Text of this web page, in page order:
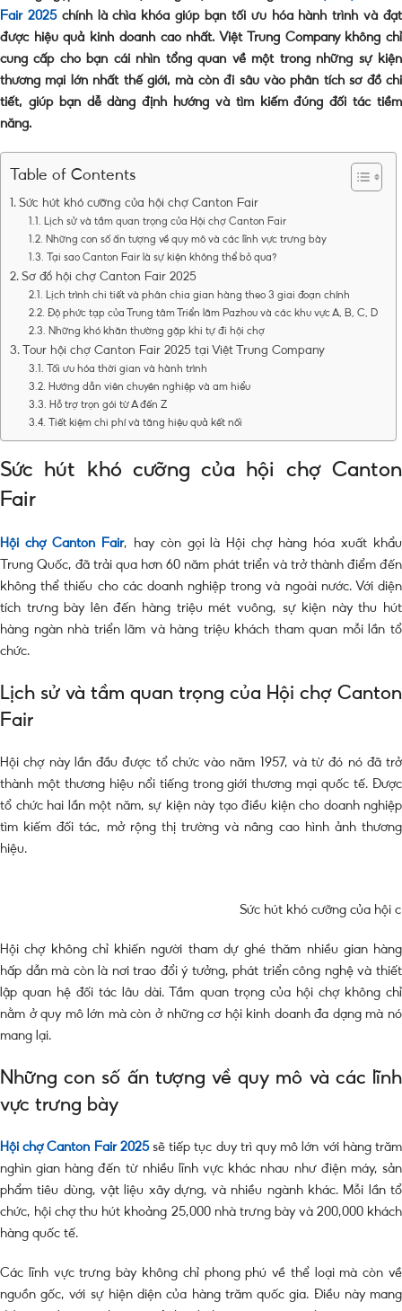
Fair 2025chính là chìa khóa giúp bạn tối ưu hóa hành trình và đạt
được hiệu quả kinh doanh cao nhất. Việt Trung Company không chỉ
cung cấp cho bạn cái nhìn tổng quan về một trong những sự kiện
thương mại lớn nhất thế giới, mà còn đi sâu vào phân tích sơ đồ chi
tiết, giúp bạn dễ dàng định hướng và tìm kiếm đúng đối tác tiềm
năng.
Table of Contents
Sức hút khó cưỡng của hội chợ Canton Fair
Lịch sử và tầm quan trọng của Hội chợ Canton Fair
Những con số ấn tượng về quy mô và các lĩnh vực trưng bày
Tại sao Canton Fair là sự kiện không thể bỏ qua?
Sơ đồ hội chợ Canton Fair 2025
Lịch trình chi tiết và phân chia gian hàng theo 3 giai đoạn chính
Độ phức tạp của Trung tâm Triển lãm Pazhou và các khu vực A, B, C, D
Những khó khăn thường gặp khi tự đi hội chợ
Tour hội chợ Canton Fair 2025 tại Việt Trung Company
Tối ưu hóa thời gian và hành trình
Hướng dẫn viên chuyên nghiệp và am hiểu
Hỗ trợ trọn gói từ A đến Z
Tiết kiệm chi phí và tăng hiệu quả kết nối
Sức hút khó cưỡng của hội chợ Canton
Fair
Hội chợ Canton Fair, hay còn gọi là Hội chợ hàng hóa xuất khẩu
Trung Quốc, đã trải qua hơn 60 năm phát triển và trở thành điểm đến
không thể thiếu cho các doanh nghiệp trong và ngoài nước. Với diện
tích trưng bày lên đến hàng triệu mét vuông, sự kiện này thu hút
hàng ngàn nhà triển lãm và hàng triệu khách tham quan mỗi lần tổ
chức.
Lịch sử và tầm quan trọng của Hội chợ Canton
Fair
Hội chợ này lần đầu được tổ chức vào năm 1957, và từ đó nó đã trở
thành một thương hiệu nổi tiếng trong giới thương mại quốc tế. Được
tổ chức hai lần một năm, sự kiện này tạo điều kiện cho doanh nghiệp
tìm kiếm đối tác, mở rộng thị trường và nâng cao hình ảnh thương
hiệu.
Sức hút khó cưỡng của hội
Hội chợ không chỉ khiến người tham dự ghé thăm nhiều gian hàng
hấp dẫn mà còn là nơi trao đổi ý tưởng, phát triển công nghệ và thiết
lập quan hệ đối tác lâu dài. Tầm quan trọng của hội chợ không chỉ
nằm ở quy mô lớn mà còn ở những cơ hội kinh doanh đa dạng mà nó
mang lại.
Những con số ấn tượng về quy mô và các lĩnh
vực trưng bày
Hội chợ Canton Fair 2025sẽ tiếp tục duy trì quy mô lớn với hàng trăm
nghìn gian hàng đến từ nhiều lĩnh vực khác nhau như điện máy, sản
phẩm tiêu dùng, vật liệu xây dựng, và nhiều ngành khác. Mỗi lần tổ
chức, hội chợ thu hút khoảng 25,000 nhà trưng bày và 200,000 khách
hàng quốc tế.
Các lĩnh vực trưng bày không chỉ phong phú về thể loại mà còn về
nguồn gốc, với sự hiện diện của hàng trăm quốc gia. Điều này mang